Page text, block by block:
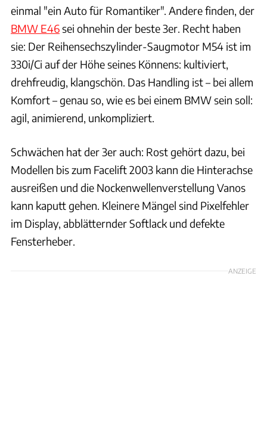
einmal "ein Auto für Romantiker". Andere finden, der
BMW E46sei ohnehin der beste 3er. Recht haben
sie: Der Reihensechszylinder-Saugmotor M54 ist im
330i/Ci auf der Höhe seines Könnens: kultiviert,
drehfreudig, klangschön. Das Handling ist – bei allem
Komfort – genau so, wie es bei einem BMW sein soll:
agil, animierend, unkompliziert.
Schwächen hat der 3er auch: Rost gehört dazu, bei
Modellen bis zum Facelift 2003 kann die Hinterachse
ausreißen und die Nockenwellenverstellung Vanos
kann kaputt gehen. Kleinere Mängel sind Pixelfehler
im Display, abblätternder Softlack und defekte
Fensterheber.
ANZEIGE